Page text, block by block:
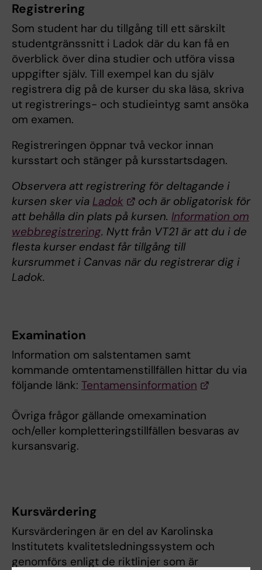
Registrering
Som student har du tillgång till ett särskilt
studentgränssnitt i Ladok där du kan få en
överblick över dina studier och utföra vissa
uppgifter själv. Till exempel kan du själv
registrera dig på de kurser du ska läsa, skriva
ut registrerings- och studieintyg samt ansöka
om examen.
Registreringen öppnar två veckor innan
kursstart och stänger på kursstartsdagen.
Observera att registrering för deltagande i
kursen sker via Ladok
och är obligatorisk för
att behålla din plats på kursen. Information om
webbregistrering. Nytt från VT21 är att du i de
flesta kurser endast får tillgång till
kursrummet i Canvas när du registrerar dig i
Ladok.
Examination
Information om salstentamen samt
kommande omtentamenstillfällen hittar du via
följande länk: Tentamensinformation
Övriga frågor gällande omexamination
och/eller kompletteringstillfällen besvaras av
kursansvarig.
Kursvärdering
Kursvärderingen är en del av Karolinska
Institutets kvalitetsledningssystem och
genomförs enligt de riktlinjer som är